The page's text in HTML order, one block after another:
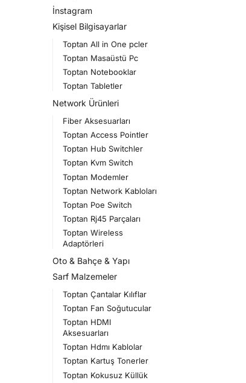
İnstagram
Kişisel Bilgisayarlar
Toptan All in One pcler
Toptan Masaüstü Pc
Toptan Notebooklar
Toptan Tabletler
Network Ürünleri
Fiber Aksesuarları
Toptan Access Pointler
Toptan Hub Switchler
Toptan Kvm Switch
Toptan Modemler
Toptan Network Kabloları
Toptan Poe Switch
Toptan Rj45 Parçaları
Toptan Wireless
Adaptörleri
Oto & Bahçe & Yapı
Sarf Malzemeler
Toptan Çantalar Kılıflar
Toptan Fan Soğutucular
Toptan HDMI
Aksesuarları
Toptan Hdmı Kablolar
Toptan Kartuş Tonerler
Toptan Kokusuz Küllük